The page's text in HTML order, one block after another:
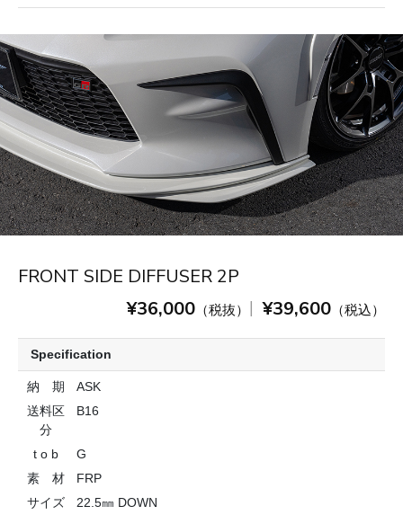
FRONT SIDE DIFFUSER 2P
¥36,000 （税抜） | ¥39,600 （税込）
Specification
納 期
ASK
送料区
分
B16
t o b
G
素 材
FRP
サイズ
22.5㎜ DOWN